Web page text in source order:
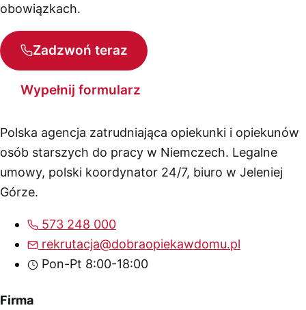
obowiązkach.
Zadzwoń teraz
Wypełnij formularz
Polska agencja zatrudniająca opiekunki i opiekunów
osób starszych do pracy w Niemczech. Legalne
umowy, polski koordynator 24/7, biuro w Jeleniej
Górze.
573 248 000
rekrutacja@dobraopiekawdomu.pl
Pon-Pt 8:00-18:00
Firma